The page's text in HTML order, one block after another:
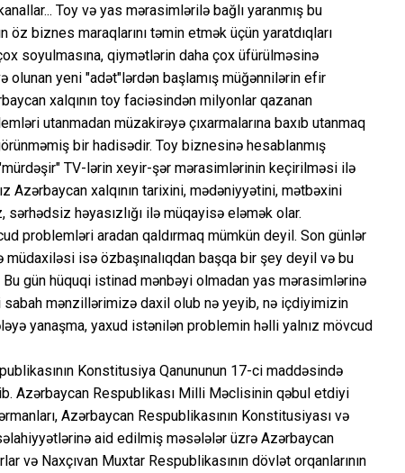
Toy və yas mərasimlərilə bağlı yaranmış bu
biznes maraqlarını təmin etmək üçün yaratdıqları
soyulmasına, qiymətlərin daha çox üfürülməsinə
olunan yeni "adət"lərdən başlamış müğənnilərin efir
xalqının toy faciəsindən milyonlar qazanan
utanmadan müzakirəyə çıxarmalarına baxıb utanmaq
bir hadisədir. Toy biznesinə hesablanmış
TV-lərin xeyir-şər mərasimlərinin keçirilməsi ilə
Azərbaycan xalqının tarixini, mədəniyyətini, mətbəxini
həyasızlığı ilə müqayisə eləmək olar.
problemləri aradan qaldırmaq mümkün deyil. Son günlər
müdaxiləsi isə özbaşınalıqdan başqa bir şey deyil və bu
gün hüquqi istinad mənbəyi olmadan yas mərasimlərinə
mənzillərimizə daxil olub nə yeyib, nə içdiyimizin
yanaşma, yaxud istənilən problemin həlli yalnız mövcud
Konstitusiya Qanununun 17-ci maddəsində
Azərbaycan Respublikası Milli Məclisinin qəbul etdiyi
Azərbaycan Respublikasının Konstitusiyası və
aid edilmiş məsələlər üzrə Azərbaycan
və Naxçıvan Muxtar Respublikasının dövlət orqanlarının